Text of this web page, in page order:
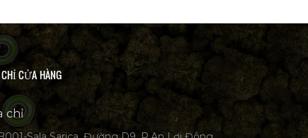
CỬA HÀNG
chỉ